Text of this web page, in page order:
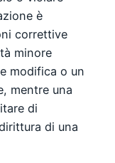
è
correttive
minore
modifica o un
mentre una
di
di una